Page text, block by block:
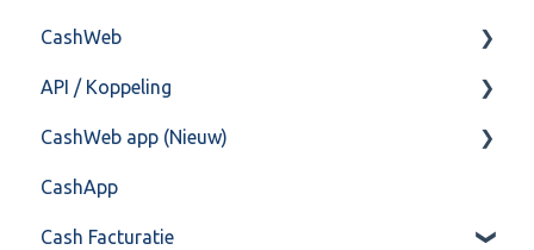
Import/Export
Postbus
Training & Consultancy
Overig
Boekhoud
Fiscaal
Overig
CashWeb
CashHero Layout
Mailen vanuit CASHWeb
Algemeen gebruik
API / Koppeling
Algemeen
Api 3.0 (SOAP API)
API 4.0 (REST API)
CashWeb app (Nieuw)
Veel gestelde vragen
CashApp
Cash Facturatie